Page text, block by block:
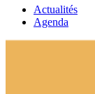
Actualités
Agenda